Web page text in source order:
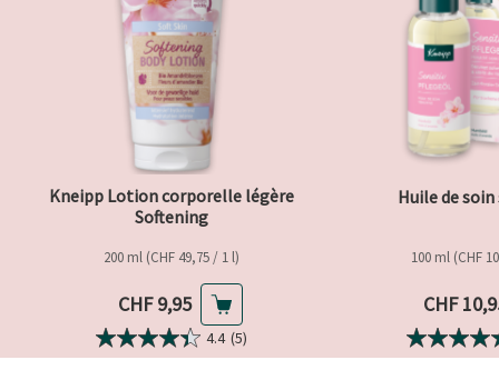
Kneipp Lotion corporelle légère
Softening
200 ml (CHF 49,75 / 1 l)
Prix actuel
CHF 9,95
4.4 (5)
Huile de
100 ml (CHF
Prix
CHF